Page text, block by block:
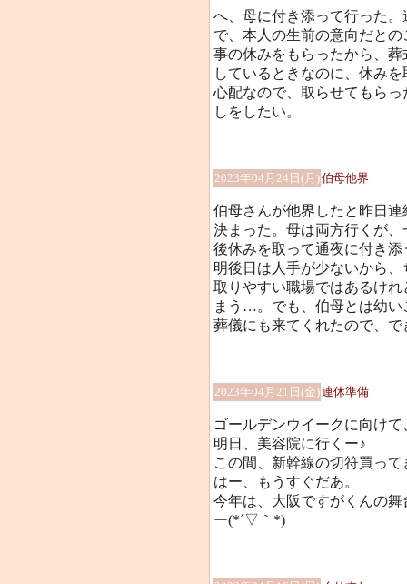
へ、母に付き添って行った
で、本人の生前の意向だと
事の休みをもらったから、
しているときなのに、休み
心配なので、取らせてもら
しをしたい。
2023年04月24日(月)伯母他界
伯母さんが他界したと昨日
決まった。母は両方行くが
後休みを取って通夜に付き
明後日は人手が少ないから
取りやすい職場ではあるけ
まう…。でも、伯母とは幼
葬儀にも来てくれたので、
2023年04月21日(金)連休準備
ゴールデンウイークに向けて
明日、美容院に行くー♪
この間、新幹線の切符買って
はー、もうすぐだあ。
今年は、大阪ですがくんの
ー(*´▽｀*)